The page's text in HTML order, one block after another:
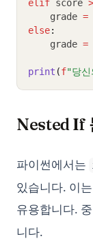
elif score
    grade
=
else:
    grade
=
print (f"당
Nested If
파이썬에서는
있습니다. 이
유용합니다.
니다.